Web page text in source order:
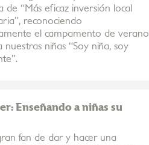
de “Más eficaz inversión local
reconociendo
el campamento de verano
nuestras niñas “Soy niña, soy
Enseñando a niñas su
fan de dar y hacer una